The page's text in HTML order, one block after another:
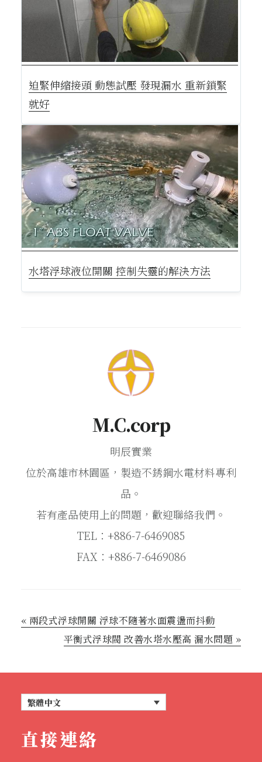
迫緊伸縮接頭 動態試壓 發現漏水 重新鎖緊
就好
水塔浮球液位開關 控制失靈的解決方法
M.C.corp
明辰實業
位於高雄市林園區，製造不銹鋼水電材料專利
品。
若有產品使用上的問題，歡迎聯絡我們。
TEL：+886-7-6469085
FAX：+886-7-6469086
« 兩段式浮球開關 浮球不隨著水面震盪而抖動
平衡式浮球閥 改善水塔水壓高 漏水問題 »
繁體中文
直接連絡